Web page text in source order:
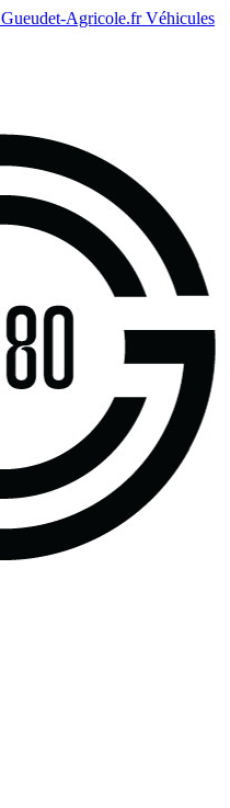
Gueudet-Agricole.frVéhicules